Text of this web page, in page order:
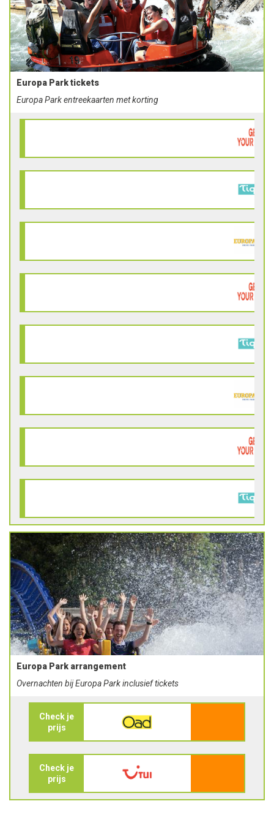
Europa Park tickets
Europa Park entreekaarten met korting
Europa Park arrangement
Overnachten bij Europa Park inclusief tickets
Check je
prijs
Check je
prijs